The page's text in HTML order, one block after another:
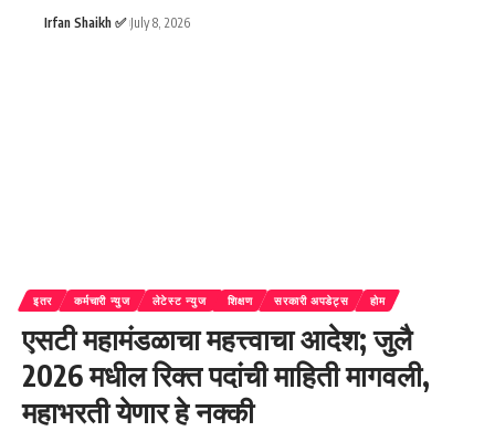
Irfan Shaikh ✅ July 8, 2026
इतर कर्मचारी न्युज लेटेस्ट न्युज शिक्षण सरकारी अपडेट्स होम
एसटी महामंडळाचा महत्त्वाचा आदेश; जुलै
2026 मधील रिक्त पदांची माहिती मागवली,
महाभरती येणार हे नक्की